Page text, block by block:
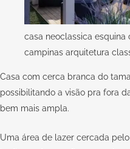
casa neoclassica
campinas arquitetura
Casa com cerca branca do
possibilitando a visão pra fora
bem mais ampla.
Uma área de lazer cercada